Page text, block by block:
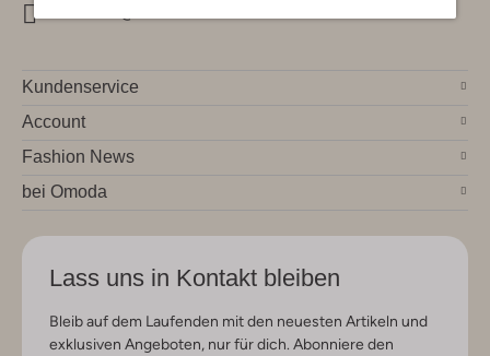
Kundenservice
Account
Fashion News
bei Omoda
Lass uns in Kontakt bleiben
Bleib auf dem Laufenden mit den neuesten Artikeln und
exklusiven Angeboten, nur für dich. Abonniere den